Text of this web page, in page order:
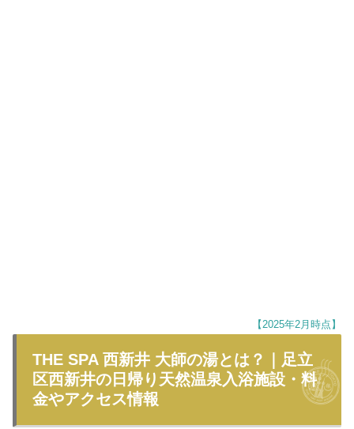
【2025年2月時点】
THE SPA 西新井 大師の湯とは？｜足立
区西新井の日帰り天然温泉入浴施設・料
金やアクセス情報